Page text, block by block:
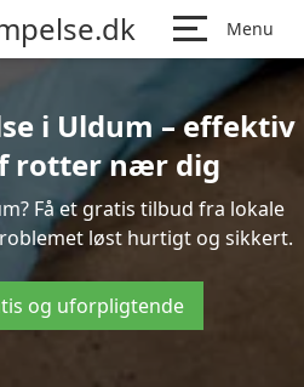
Menu
i Uldum – effektiv
rotter nær dig
Få et gratis tilbud fra lokale
løst hurtigt og sikkert.
og uforpligtende